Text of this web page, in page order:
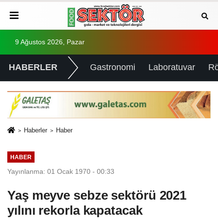
9 Ağustos 2026, Pazar
HABERLER Gastronomi Laboratuvar
Haberler Haber
HABER
Yayınlanma: 01 Ocak 1970 - 00:33
Yaş meyve sebze sektörü 2021
yılını rekorla kapatacak